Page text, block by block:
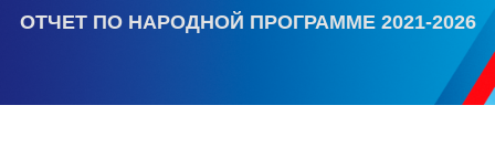
ОТЧЕТ ПО НАРОДНОЙ ПРОГРАММЕ 2021-2026